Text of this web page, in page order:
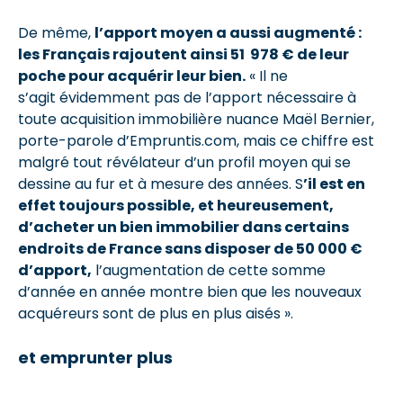
De même, l’apport moyen a aussi augmenté :
les Français rajoutent ainsi 51 978 € de leur
poche pour acquérir leur bien. « Il ne
s’agit évidemment pas de l’apport nécessaire à
toute acquisition immobilière nuance Maël Bernier,
porte-parole d’Empruntis.com, mais ce chiffre est
malgré tout révélateur d’un profil moyen qui se
dessine au fur et à mesure des années. S’il est en
effet toujours possible, et heureusement,
d’acheter un bien immobilier dans certains
endroits de France sans disposer de 50 000 €
d’apport, l’augmentation de cette somme
d’année en année montre bien que les nouveaux
acquéreurs sont de plus en plus aisés ».
et emprunter plus